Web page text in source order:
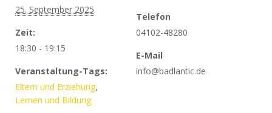
25. September 2025
Zeit:
18:30 - 19:15
Veranstaltung-Tags:
Eltern und Erziehung,
Lernen und Bildung
Telefon
04102-48280
E-Mail
info@badlantic.de